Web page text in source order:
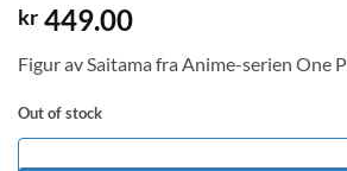
kr 449.00
Figur av Saitama fra Anime-serien One
Out of stock